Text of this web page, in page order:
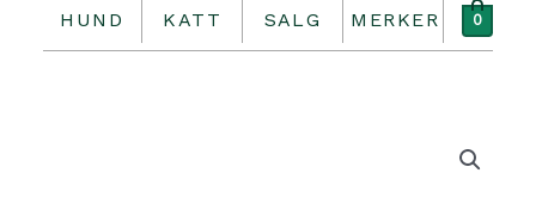
HUND KATT SALG MERKER 0